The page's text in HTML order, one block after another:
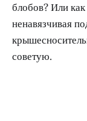
блобов? Или
ненавязчивая
советую.